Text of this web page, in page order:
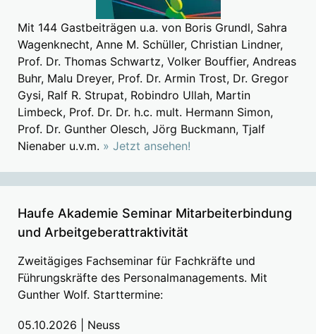
Mit 144 Gastbeiträgen u.a. von Boris Grundl, Sahra
Wagenknecht, Anne M. Schüller, Christian Lindner,
Prof. Dr. Thomas Schwartz, Volker Bouffier, Andreas
Buhr, Malu Dreyer, Prof. Dr. Armin Trost, Dr. Gregor
Gysi, Ralf R. Strupat, Robindro Ullah, Martin
Limbeck, Prof. Dr. Dr. h.c. mult. Hermann Simon,
Prof. Dr. Gunther Olesch, Jörg Buckmann, Tjalf
Nienaber u.v.m. » Jetzt ansehen!
Haufe Akademie Seminar Mitarbeiterbindung
und Arbeitgeberattraktivität
Zweitägiges Fachseminar für Fachkräfte und
Führungskräfte des Personalmanagements. Mit
Gunther Wolf. Starttermine:
05.10.2026 | Neuss